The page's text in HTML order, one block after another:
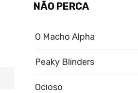
NÃO PERCA
O Macho Alpha
Peaky Blinders
Ocioso